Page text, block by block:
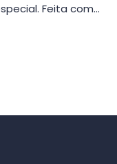
Feita com…